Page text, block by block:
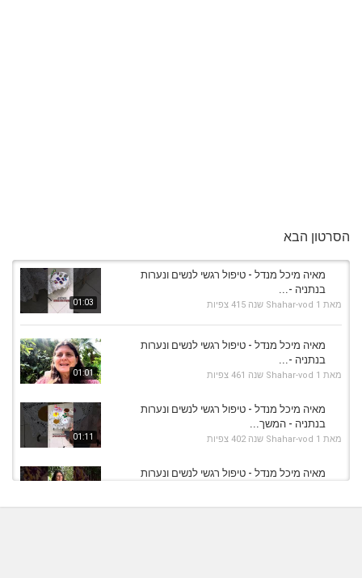
הסרטון הבא
01:03
מאיה מיכל מנדל - טיפול רגשי לנשים ונערות
בנתניה -...
מאת Shahar-vod 1 שנה 415 צפיות
01:01
מאיה מיכל מנדל - טיפול רגשי לנשים ונערות
בנתניה -...
מאת Shahar-vod 1 שנה 461 צפיות
01:11
מאיה מיכל מנדל - טיפול רגשי לנשים ונערות
בנתניה - המשך...
מאת Shahar-vod 1 שנה 402 צפיות
מאיה מיכל מנדל - טיפול רגשי לנשים ונערות